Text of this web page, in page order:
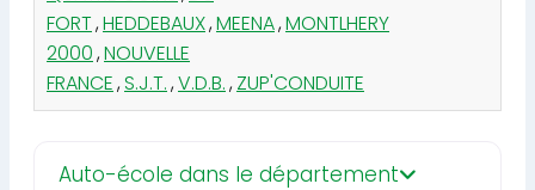
FORT,HEDDEBAUX,MEENA,MONTLHERY
2000,NOUVELLE
FRANCE,S.J.T.,V.D.B.,ZUP'CONDUITE
Auto-école dans le département